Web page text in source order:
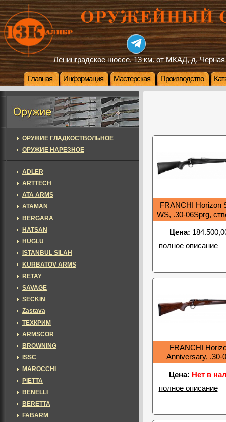
Ленинградское шоссе, 13 км. от МКАД, д. Черная
Главная Информация Мастерская Производство
FRANCHI Horizon
WS, .30-06Sprg,
(съёмный
Цена:
полное описание
FRANCHI
Anniversary, .30-
ствол 560мм,
Цена: Нет в
полное описание
ОРУЖИЕ ГЛАДКОСТВОЛЬНОЕ
ОРУЖИЕ НАРЕЗНОЕ
ADLER
ARTTECH
ATA ARMS
ATAMAN
BERGARA
HATSAN
HUGLU
ISTANBUL SILAH
KURBATOV ARMS
RETAY
SAVAGE
SECKIN
Zastava
ТЕХКРИМ
ARMSCOR
BROWNING
ISSC
MAROCCHI
PIETTA
BENELLI
BERETTA
FABARM